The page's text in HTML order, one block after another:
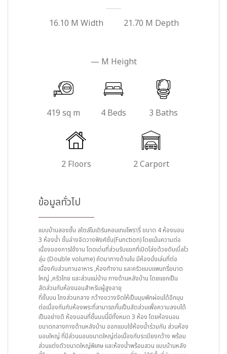
16.10 M Width 21.70 M Depth
— M Height
419 sq m 4 Beds 3 Baths
2 Floors 2 Carport
ข้อมูลทั่วไป
แบบบ้านสองชั้น สไตล์โมเดิร์นคอนเทมโพรารี่ ขนาด 4 ห้องนอน
3 ห้องน้ำ ชั้นล่างจัดวางฟังค์ชั่น(Function) โดยเน้นความต่อ
เนื่องของการใช้งาน โดดเด่นที่ส่วนรับแขกที่เปิดโล่งด้วยดับเบิ้ลโว
ลุ่ม (Double volume) ถัดมาทางด้านใน มีห้องนั่งเล่นที่ต่อ
เนื่องกับส่วนทานอาหาร ,ห้องทำงาน และครัวแบบแพนทรี่ขนาด
ใหญ่ ,ครัวไทย และส่วนแม่บ้าน ทางด้านหลังบ้าน โดยแยกเป็น
สัดส่วนกับห้องนอนสำหรับผู้สูงอายุ
ที่ชั้นบน โถงส่วนกลาง กว้างขวางจัดให้เป็นมุมพักผ่อนได้อีกมุม
ต่อเนื่องกันกับห้องพระที่สามารถกั้นเป็นสัดส่วนเพื่อความสงบได้
เป็นอย่างดี ห้องนอนที่ชั้นบนนี้มีทั้งหมด 3 ห้อง โดยห้องนอน
ขนาดกลางทางด้านหลังบ้าน ออกแบบใช้ห้องน้ำร่วมกัน ส่วนห้อง
นอนใหญ่ ที่มีส่วนนอนขนาดใหญ่ต่อเนื่องกับระเบียงกว้าง พร้อม
ส่วนแต่งตัวขนาดใหญ่พิเศษ และห้องน้ำพร้อมสวน แบบบ้านหลัง